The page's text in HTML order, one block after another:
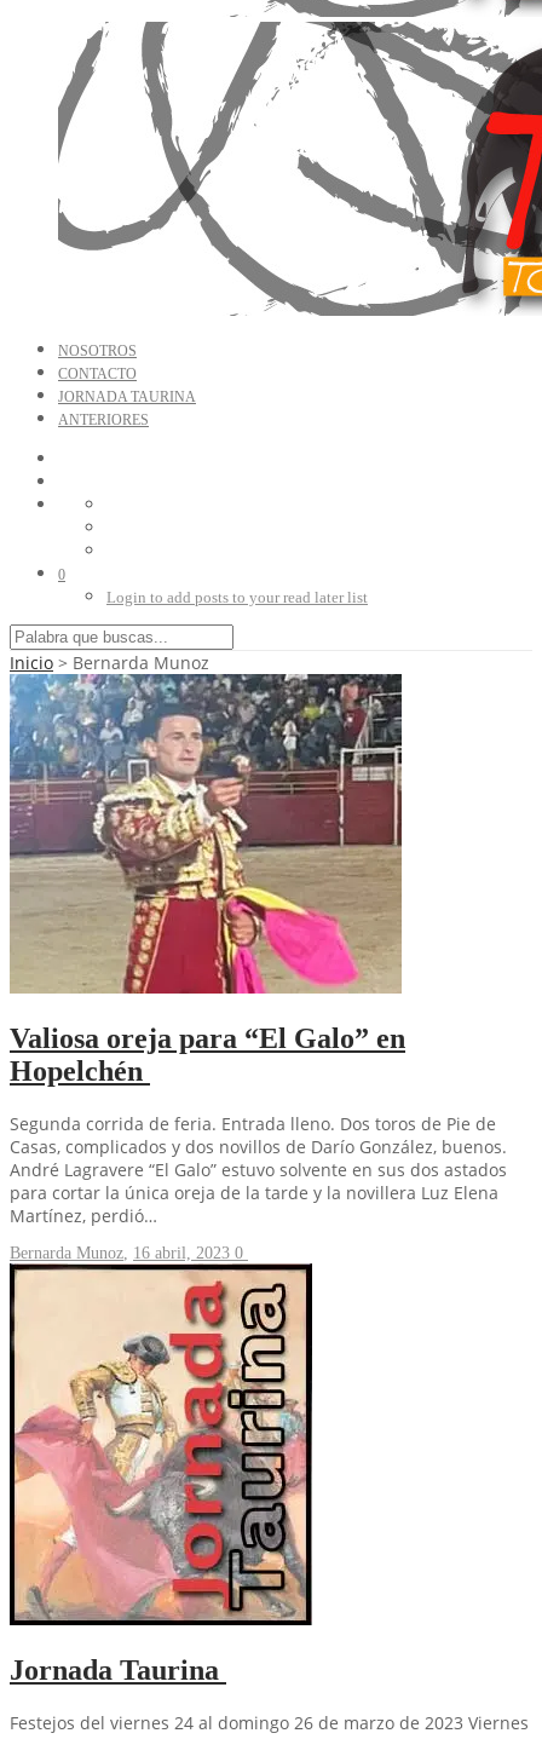
NOSOTROS
CONTACTO
JORNADA TAURINA
ANTERIORES
0
Login to add posts to your read later list
Inicio > Bernarda Munoz
Valiosa oreja para “El Galo” en
Hopelchén
Segunda corrida de feria. Entrada lleno. Dos toros de Pie de
Casas, complicados y dos novillos de Darío González, buenos.
André Lagravere “El Galo” estuvo solvente en sus dos astados
para cortar la única oreja de la tarde y la novillera Luz Elena
Martínez, perdió…
Bernarda Munoz, 16 abril, 2023 0
Jornada Taurina
Festejos del viernes 24 al domingo 26 de marzo de 2023 Viernes